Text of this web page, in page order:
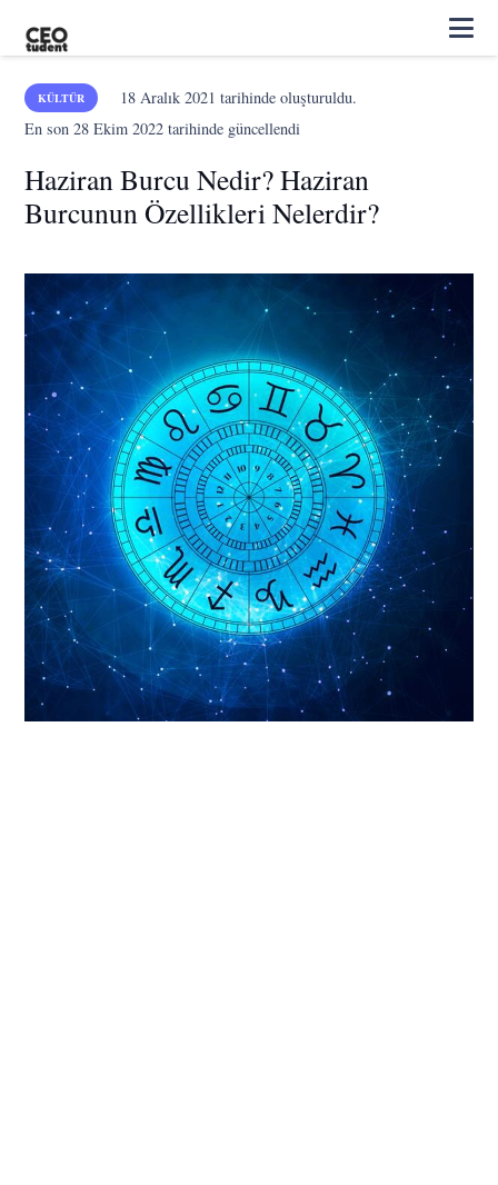
KÜLTÜR 18 Aralık 2021 tarihinde oluşturuldu.
En son28 Ekim 2022 tarihinde güncellendi
Haziran Burcu Nedir? Haziran
Burcunun Özellikleri Nelerdir?